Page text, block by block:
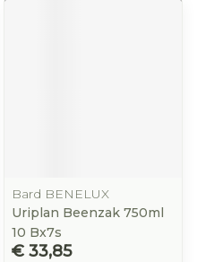
Bard BENELUX
Uriplan Beenzak 750ml
10 Bx7s
€ 33,85